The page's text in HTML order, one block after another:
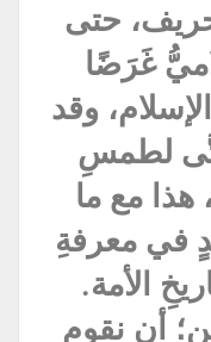
حتى
غَرَضًا
وقد
لطمسِ
هذا مع ما
في معرفةِ
الأمة.
أن نقوم